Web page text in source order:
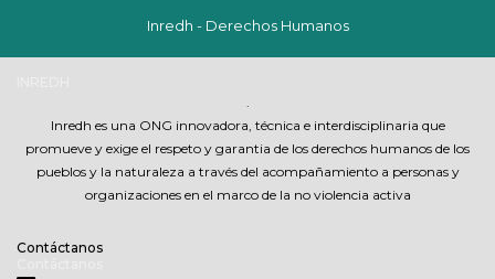
Inredh - Derechos Humanos
Inredh es una ONG innovadora, técnica e interdisciplinaria que
promueve y exige el respeto y garantia de los derechos humanos de los
pueblos y la naturaleza a través del acompañamiento a personas y
organizaciones en el marco de la no violencia activa
Contáctanos